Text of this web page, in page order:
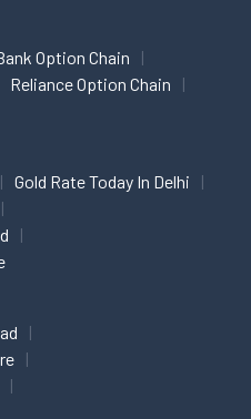
Option Chain
Reliance Option Chain
Gold Rate Today In Delhi